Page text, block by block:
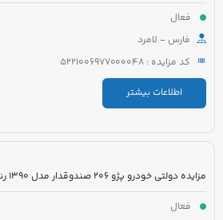
فعال
فارس - لامرد
کد مزایده : 5221006977000048
اطلاعات بیشتر
فعال